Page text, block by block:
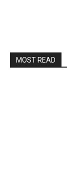
MOST READ